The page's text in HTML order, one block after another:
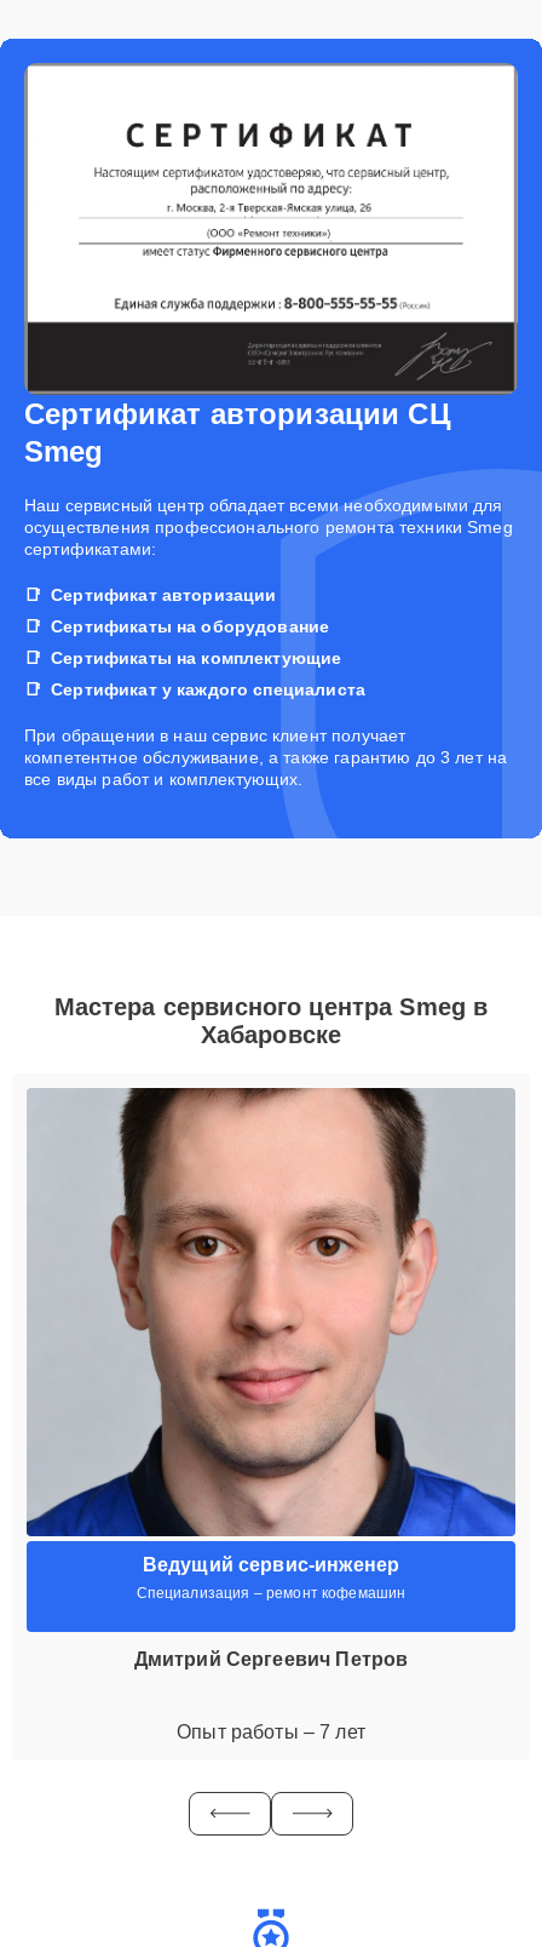
Сертификат авторизации СЦ
Smeg
Наш сервисный центр обладает всеми необходимыми для
осуществления профессионального ремонта техники Smeg
сертификатами:
Сертификат авторизации
Сертификаты на оборудование
Сертификаты на комплектующие
Сертификат у каждого специалиста
При обращении в наш сервис клиент получает
компетентное обслуживание, а также гарантию до 3 лет на
все виды работ и комплектующих.
Мастера сервисного центра Smeg в
Хабаровске
Ведущий сервис-инженер
Специализация – ремонт кофемашин
Дмитрий Сергеевич Петров
Опыт работы – 7 лет